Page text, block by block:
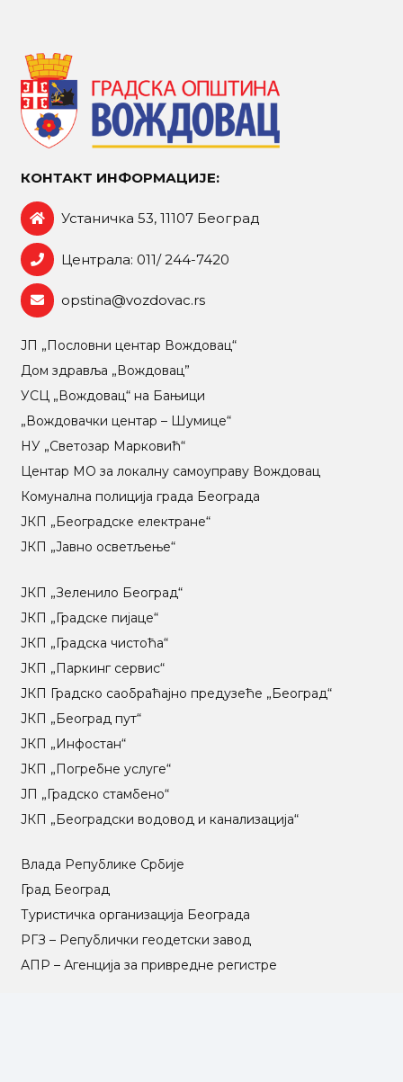
КОНТАКТ ИНФОРМАЦИЈЕ:
Устаничка 53, 11107 Београд
Централа: 011/ 244-7420
opstina@vozdovac.rs
ЈП „Пословни центар Вождовац“
Дом здравља „Вождовац”
УСЦ „Вождовац“ на Бањици
„Вождовачки центар – Шумице“
НУ „Светозар Марковић“
Центар МO за локалну самоуправу Вождовац
Комунална полиција града Београда
ЈКП „Београдске електране“
ЈКП „Јавно осветљење“
ЈКП „Зеленило Београд“
ЈКП „Градске пијаце“
ЈКП „Градска чистоћа“
ЈКП „Паркинг сервис“
ЈКП Градско саобраћајно предузеће „Београд“
ЈКП „Београд пут“
ЈКП „Инфостан“
ЈКП „Погребне услуге“
ЈП „Градско стамбено“
ЈКП „Београдски водовод и канализација“
Влада Републике Србије
Град Београд
Туристичка организација Београда
РГЗ – Републички геодетски завод
АПР – Агенција за привредне регистре